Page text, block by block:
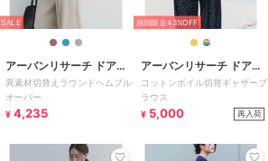
SALE
アーバンリサーチ ドアー
ズ
異素材切替えラウンドヘムプル
オーバー
¥ 4,235
期間限定43%OFF
アーバンリサーチ ドアー
ズ
コットンボイル切替ギャザーブ
ラウス
¥ 5,000 再入荷